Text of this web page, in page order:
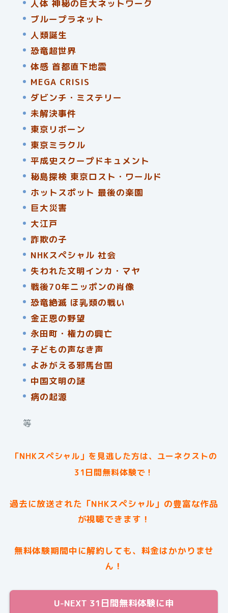
人体 神秘の巨大ネットワーク
ブループラネット
人類誕生
恐竜超世界
体感 首都直下地震
MEGA CRISIS
ダビンチ・ミステリー
未解決事件
東京リボーン
東京ミラクル
平成史スクープドキュメント
秘島探検 東京ロスト・ワールド
ホットスポット 最後の楽園
巨大災害
大江戸
詐欺の子
NHKスペシャル 社会
失われた文明インカ・マヤ
戦後70年ニッポンの肖像
恐竜絶滅 ほ乳類の戦い
金正恩の野望
永田町・権力の興亡
子どもの声なき声
よみがえる邪馬台国
中国文明の謎
病の起源
等
「NHKスペシャル」を見逃した方は、ユーネクストの
31日間無料体験で！
過去に放送された 「NHKスペシャル」 の豊富な作品
が視聴できます！
無料体験期間中に解約しても、料金はかかりませ
ん！
U-NEXT 31日間無料体験に申